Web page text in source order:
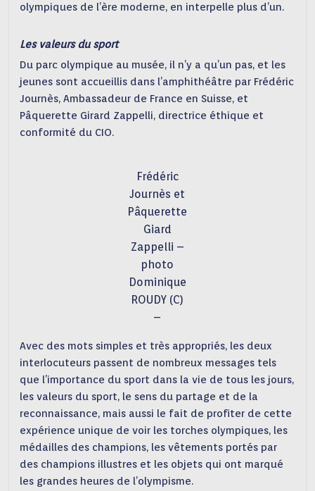
photo ROUDY (C) –
olympiques de l’ère moderne, en interpelle plus d’un.
Les valeurs du sport
Du parc olympique au musée, il n’y a qu’un pas, et les
jeunes sont accueillis dans l’amphithéâtre par Frédéric
Journès, Ambassadeur de France en Suisse, et
Pâquerette Girard Zappelli, directrice éthique et
conformité du CIO.
Frédéric
Journès et
Pâquerette
Giard
Zappelli –
photo
Dominique
ROUDY (C)
–
Avec des mots simples et très appropriés, les deux
interlocuteurs passent de nombreux messages tels
que l’importance du sport dans la vie de tous les jours,
les valeurs du sport, le sens du partage et de la
reconnaissance, mais aussi le fait de profiter de cette
expérience unique de voir les torches olympiques, les
médailles des champions, les vêtements portés par
des champions illustres et les objets qui ont marqué
les grandes heures de l’olympisme.